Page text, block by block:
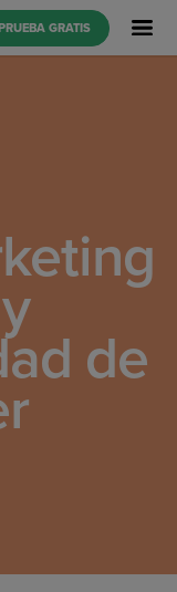
GRATIS
de